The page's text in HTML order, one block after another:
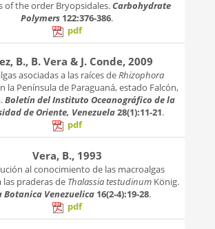
of the order Bryopsidales.Carbohydrate
Polymers 122:376-386.
pdf
B., B. Vera & J. Conde, 2009
asociadas a las raíces deRhizophora
la Península de Paraguaná, estado Falcón,
Boletín del Instituto Oceanográfico de la
de Oriente, Venezuela28(1):11-21.
pdf
Vera, B., 1993
al conocimiento de las macroalgas
las praderas de Thalassia testudinum König.
Botanica Venezuelica 16(2-4):19-28.
pdf